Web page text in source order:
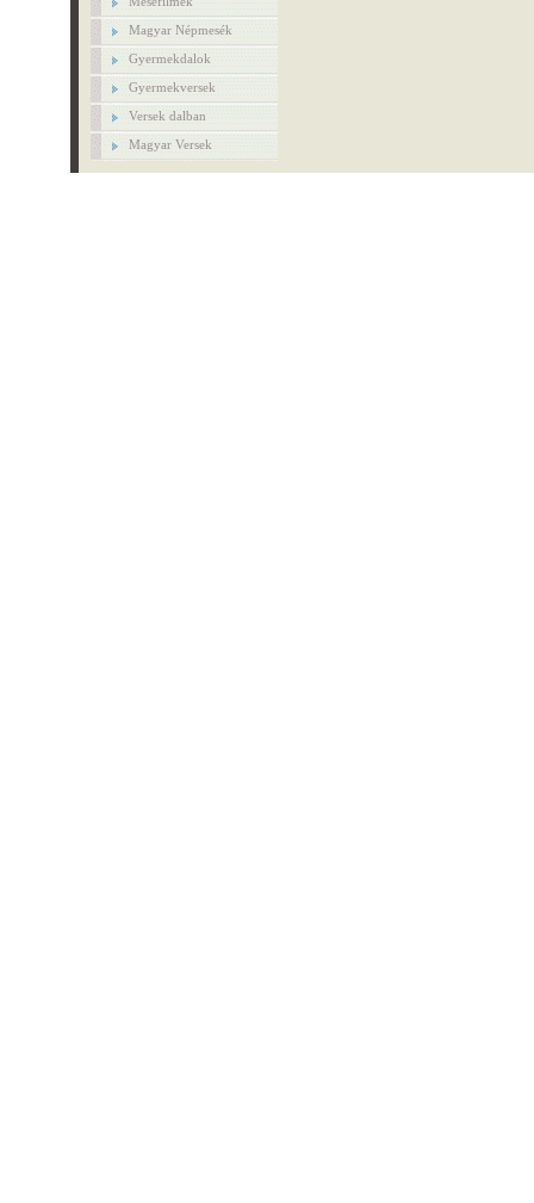
Magyar Népmesék
Gyermekdalok
Gyermekversek
Versek dalban
Magyar Versek